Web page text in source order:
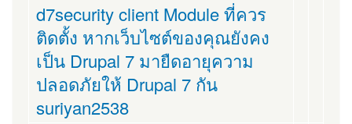
d7security client Module ที่ควร
ติดตั้ง หากเว็บไซต์ของคุณยังคง
เป็น Drupal 7 มายืดอายุความ
ปลอดภัยให้ Drupal 7 กัน
suriyan2538